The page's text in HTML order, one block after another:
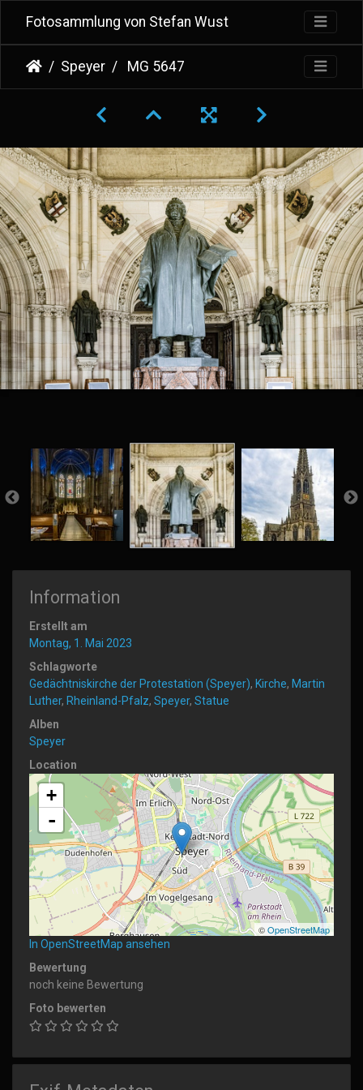
Fotosammlung von Stefan Wust
Speyer MG 5647
Information
Erstellt am
Montag, 1. Mai 2023
Schlagworte
Gedächtniskirche der Protestation (Speyer), Kirche, Martin
Luther, Rheinland-Pfalz, Speyer, Statue
Alben
Speyer
Location
+
-
©OpenStreetMap
In OpenStreetMap ansehen
Bewertung
noch keine Bewertung
Foto bewerten